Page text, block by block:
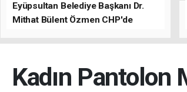
Eyüpsultan Belediye Başkanı Dr.
Mithat Bülent Özmen CHP'de
Kadın